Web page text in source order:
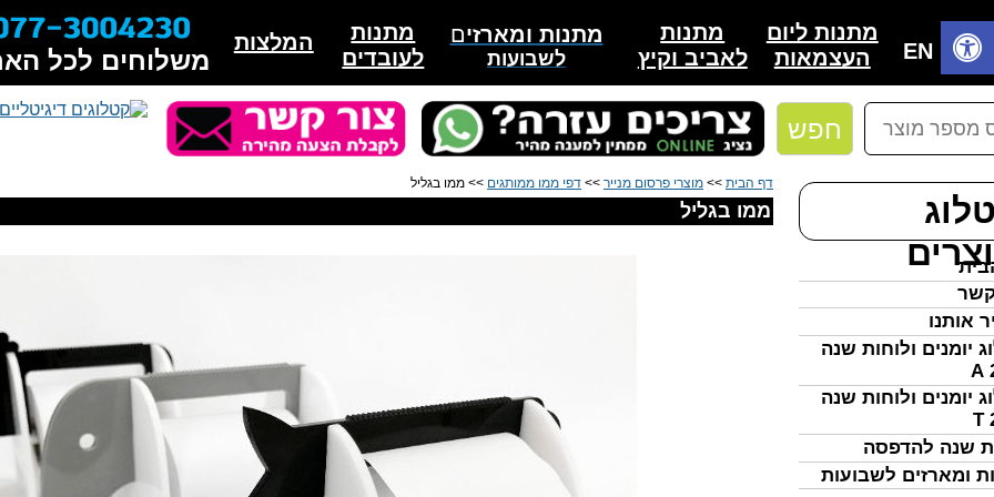
חפש
אותנו
יומנים ולוחות שנה
יומנים ולוחות שנה
שנה להדפסה
ומארזים לשבועות
EN
מתנות
לאביב וקיץ
המלצות
מתנות
לעובדים
מתנות ומארזים
לשבועות
מתנות ליום
העצמאות
משלוחים לכל
דף הבית >> מוצרי פרסום מנייר >> דפי ממו ממותגים >> ממו בגליל
ממו בגליל